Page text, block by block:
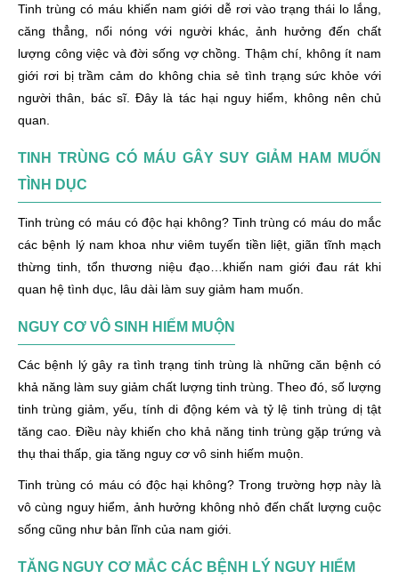
Tinh trùng có máu khiến nam giới dễ rơi vào trạng thái lo lắng,
căng thẳng, nổi nóng với người khác, ảnh hưởng đến chất
lượng công việc và đời sống vợ chồng. Thậm chí, không ít nam
giới rơi bị trầm cảm do không chia sẻ tình trạng sức khỏe với
người thân, bác sĩ. Đây là tác hại nguy hiểm, không nên chủ
quan.
TINH TRÙNG CÓ MÁU GÂY SUY GIẢM HAM MUỐN
TÌNH DỤC
Tinh trùng có máu có độc hại không? Tinh trùng có máu do mắc
các bệnh lý nam khoa như viêm tuyến tiền liệt, giãn tĩnh mạch
thừng tinh, tổn thương niệu đạo…khiến nam giới đau rát khi
quan hệ tình dục, lâu dài làm suy giảm ham muốn.
NGUY CƠ VÔ SINH HIẾM MUỘN
Các bệnh lý gây ra tình trạng tinh trùng là những căn bệnh có
khả năng làm suy giảm chất lượng tinh trùng. Theo đó, số lượng
tinh trùng giảm, yếu, tính di động kém và tỷ lệ tinh trùng dị tật
tăng cao. Điều này khiến cho khả năng tinh trùng gặp trứng và
thụ thai thấp, gia tăng nguy cơ vô sinh hiếm muộn.
Tinh trùng có máu có độc hại không? Trong trường hợp này là
vô cùng nguy hiểm, ảnh hưởng không nhỏ đến chất lượng cuộc
sống cũng như bản lĩnh của nam giới.
TĂNG NGUY CƠ MẮC CÁC BỆNH LÝ NGUY HIỂM